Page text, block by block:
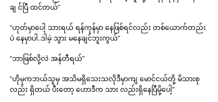
ချ င်ပြီ ထင်တယ်”
“ဟုတ်မှာပေါ့ သားရယ် ရန်ကုန်မှာ နေဖြစ်ရင်လည်း တစ်ယောက်တည်း
ပဲ နေမှာပါ..ဒါမဲ့ သွား မနေချင်ဘူးကွယ်”
“ဘာဖြစ်လို့လဲ အန်တီရယ်”
“ဟိုမှကဘယ်သူမှ အသိမရှိသေးသလိုဒီမှာကျ မောင်ငယ်တို့ မိသားစု
လည်း ရှိတယ် ပီးတော့ ဟောဒီက သား လည်းရှိနေပြီမို့ပေါ့”